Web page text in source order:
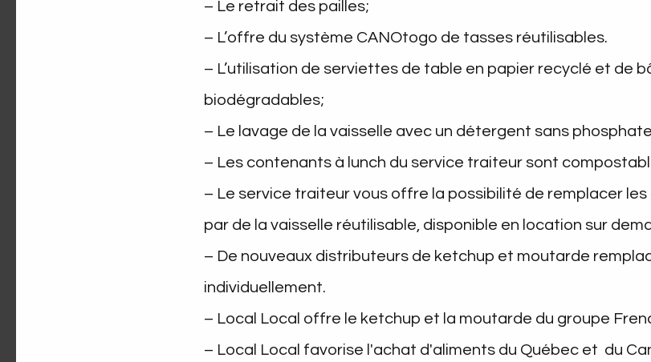
– Le retrait des pailles;
– L’offre du système CANOtogo de tasses réutilisables.
– L’utilisation de serviettes de table en papier recyclé et de
biodégradables;
– Le lavage de la vaisselle avec un détergent sans
– Les contenants à lunch du service traiteur sont
– Le service traiteur vous offre la possibilité de remplacer
par de la vaisselle réutilisable, disponible en location sur
– De nouveaux distributeurs de ketchup et moutarde
individuellement.
– Local Local offre le ketchup et la moutarde du groupe
– Local Local favorise l'achat d'aliments du Québec et du